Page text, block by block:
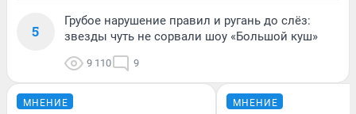
5
Грубое нарушение правил и ругань до слёз:
звезды чуть не сорвали шоу «Большой куш»
9 110 9
МНЕНИЕ МНЕНИЕ